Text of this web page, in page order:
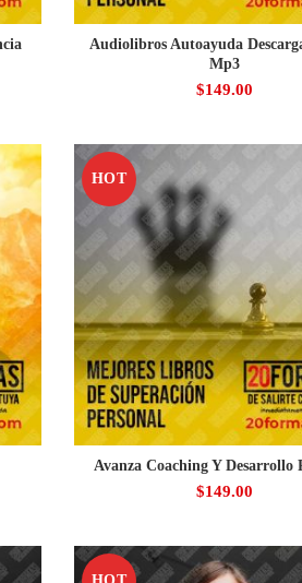
Audiolibros Autoayuda
Mp3
$149.00
HOT
Avanza Coaching Y Desarrollo
$149.00